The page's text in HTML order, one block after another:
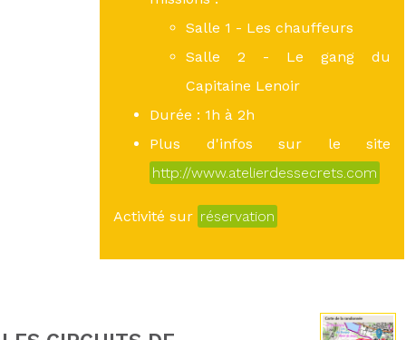
Salle 1 - Les chauffeurs
Salle 2 - Le gang du
Capitaine Lenoir
Durée : 1h à 2h
Plus d'infos sur le site
http://www.atelierdessecrets.com
Activité sur réservation